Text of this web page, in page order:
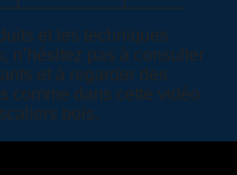
et les techniques
n’hésitez pas à consulter
et à regarder des
comme dans cette vidéo
bois.